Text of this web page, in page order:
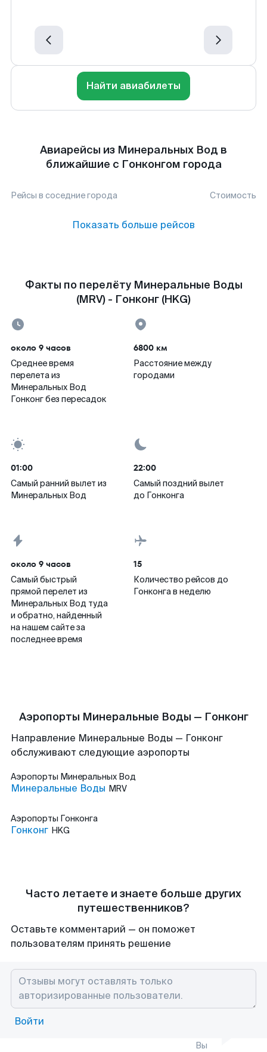
Найти авиабилеты
Авиарейсы из Минеральных Вод в
ближайшие с Гонконгом города
Рейсы в соседние города Стоимость
Показать больше рейсов
Факты по перелёту Минеральные Воды
(MRV) - Гонконг (HKG)
около 9 часов
Среднее время
перелета из
Минеральных Вод
Гонконг без пересадок
6800 км
Расстояние между
городами
01:00
Самый ранний вылет из
Минеральных Вод
22:00
Самый поздний вылет
до Гонконга
около 9 часов
Самый быстрый
прямой перелет из
Минеральных Вод туда
и обратно, найденный
на нашем сайте за
последнее время
15
Количество рейсов до
Гонконга в неделю
Аэропорты Минеральные Воды — Гонконг
Направление Минеральные Воды — Гонконг
обслуживают следующие аэропорты
Аэропорты Минеральных Вод
Минеральные Воды MRV
Аэропорты Гонконга
Гонконг HKG
Часто летаете и знаете больше других
путешественников?
Оставьте комментарий — он поможет
пользователям принять решение
Войти
Вы